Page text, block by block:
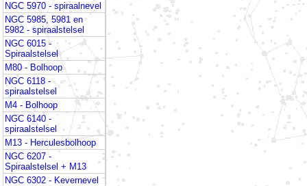
NGC 5970 - spiraalnevel
NGC 5985, 5981 en
5982 - spiraalstelsel
NGC 6015 -
Spiraalstelsel
M80 - Bolhoop
NGC 6118 -
spiraalstelsel
M4 - Bolhoop
NGC 6140 -
spiraalstelsel
M13 - Herculesbolhoop
NGC 6207 -
Spiraalstelsel + M13
NGC 6302 - Kevernevel